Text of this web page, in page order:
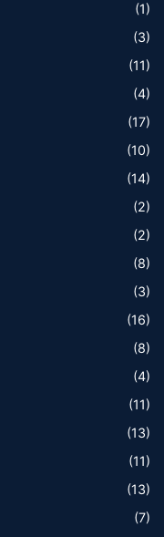
(1)
(3)
(11)
(4)
(17)
(10)
(14)
(2)
(2)
(8)
(3)
(16)
(8)
(4)
(11)
(13)
(11)
(13)
(7)